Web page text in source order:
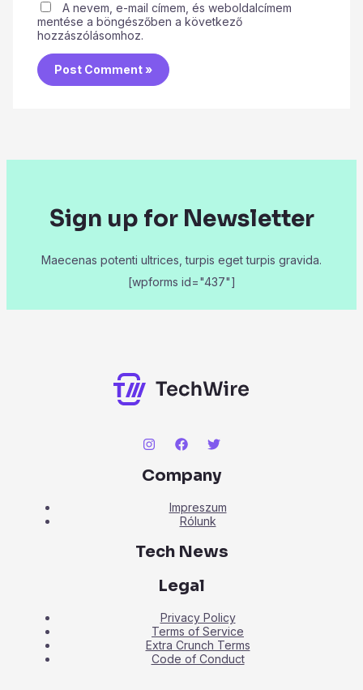
A nevem, e-mail címem, és weboldalcímem
mentése a böngészőben a következő
hozzászólásomhoz.
Sign up for Newsletter
Maecenas potenti ultrices, turpis eget turpis gravida.
[wpforms id="437"]
Company
Impreszum
Rólunk
Tech News
Legal
Privacy Policy
Terms of Service
Extra Crunch Terms
Code of Conduct